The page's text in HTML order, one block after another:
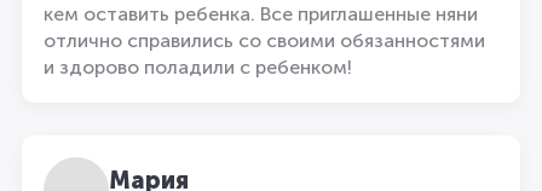
кем оставить ребенка. Все приглашенные няни
отлично справились со своими обязанностями
и здорово поладили с ребенком!
Мария